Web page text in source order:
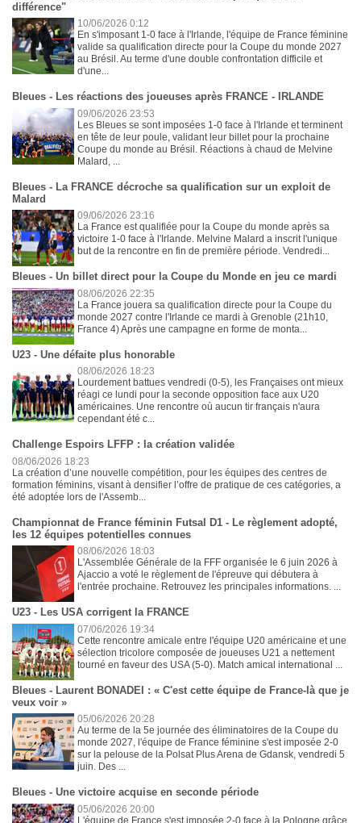
différence"
10/06/2026 0:12
En s'imposant 1-0 face à l'Irlande, l'équipe de France féminine
valide sa qualification directe pour la Coupe du monde 2027
au Brésil. Au terme d'une double confrontation difficile et
d'une...
Bleues - Les réactions des joueuses après FRANCE - IRLANDE
09/06/2026 23:53
Les Bleues se sont imposées 1-0 face à l'Irlande et terminent
en tête de leur poule, validant leur billet pour la prochaine
Coupe du monde au Brésil. Réactions à chaud de Melvine
Malard, ...
Bleues - La FRANCE décroche sa qualification sur un exploit de
Malard
09/06/2026 23:16
La France est qualifiée pour la Coupe du monde après sa
victoire 1-0 face à l'Irlande. Melvine Malard a inscrit l'unique
but de la rencontre en fin de première période. Vendredi...
Bleues - Un billet direct pour la Coupe du Monde en jeu ce mardi
08/06/2026 22:35
La France jouera sa qualification directe pour la Coupe du
monde 2027 contre l'Irlande ce mardi à Grenoble (21h10,
France 4) Après une campagne en forme de monta...
U23 - Une défaite plus honorable
08/06/2026 18:23
Lourdement battues vendredi (0-5), les Françaises ont mieux
réagi ce lundi pour la seconde opposition face aux U20
américaines. Une rencontre où aucun tir français n'aura
cependant été c...
Challenge Espoirs LFFP : la création validée
08/06/2026 18:23
La création d’une nouvelle compétition, pour les équipes des centres de
formation féminins, visant à densifier l’offre de pratique de ces catégories, a
été adoptée lors de l'Assemb...
Championnat de France féminin Futsal D1 - Le règlement adopté,
les 12 équipes potentielles connues
08/06/2026 18:03
L'Assemblée Générale de la FFF organisée le 6 juin 2026 à
Ajaccio a voté le règlement de l'épreuve qui débutera à
l'entrée prochaine. Retrouvez les principales informations. ...
U23 - Les USA corrigent la FRANCE
07/06/2026 19:34
Cette rencontre amicale entre l'équipe U20 américaine et une
sélection tricolore composée de joueuses U21 a nettement
tourné en faveur des USA (5-0). Match amical international ...
Bleues - Laurent BONADEI : « C'est cette équipe de France-là que je
veux voir »
05/06/2026 20:28
Au terme de la 5e journée des éliminatoires de la Coupe du
monde 2027, l'équipe de France féminine s'est imposée 2-0
sur la pelouse de la Polsat Plus Arena de Gdansk, vendredi 5
juin. Des ...
Bleues - Une victoire acquise en seconde période
05/06/2026 20:00
L'équipe de France s'est imposée 2-0 face à la Pologne grâce